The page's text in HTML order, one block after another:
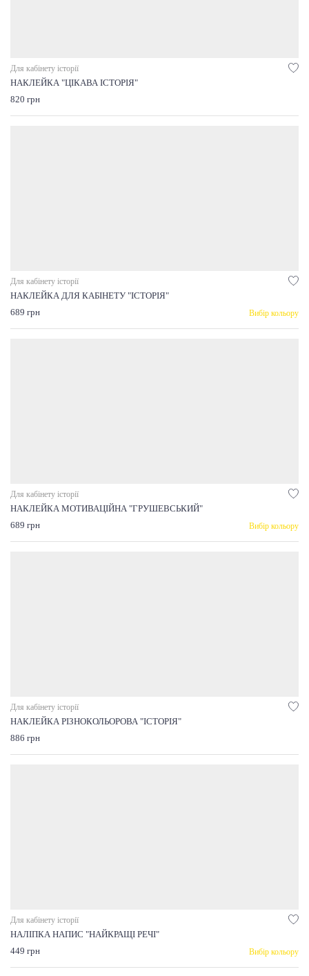
Для кабінету історії
НАКЛЕЙКА "ЦІКАВА ІСТОРІЯ"
820 грн
Для кабінету історії
НАКЛЕЙКА ДЛЯ КАБІНЕТУ "ІСТОРІЯ"
689 грн
Вибір кольору
Для кабінету історії
НАКЛЕЙКА МОТИВАЦІЙНА "ГРУШЕВСЬКИЙ"
689 грн
Вибір кольору
Для кабінету історії
НАКЛЕЙКА РІЗНОКОЛЬОРОВА "ІСТОРІЯ"
886 грн
Для кабінету історії
НАЛІПКА НАПИС "НАЙКРАЩІ РЕЧІ"
449 грн
Вибір кольору